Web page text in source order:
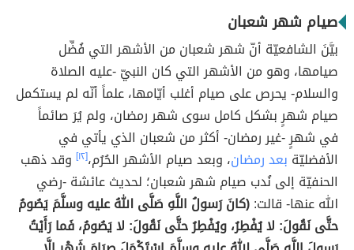
صيام شهر شعبان
بيَّنَ الشافعيّة أنّ شهر شعبان من الأشهر التي فُضِّل
صيامها، وهو من الأشهر التي كان النبيّ -عليه الصلاة
والسلام- يحرص على صيام أغلب أيّامها، علماً أنّه لم يستكمل
صيام شهرٍ بشكل كامل سوى شهر رمضان، ولم يُرَ صائماً
في شهرٍ -غير رمضان- أكثر من شعبان الذي يأتي في
الأفضليّة بعد رمضان، وبعد صيام الأشهر الحُرُم،[١٢]
وقد ذهب
الحنفيّة إلى نُدب صيام شهر شعبان؛ لحديث عائشة -رضي
الله عنها- قالت:(كانَ رَسولُ اللَّهِ صَلَّى اللهُ عليه وسلَّمَ يَصُومُ
حتَّى نَقُولَ: لا يُفْطِرُ، ويُفْطِرُ حتَّى نَقُولَ: لا يَصُومُ، فَما رَأَيْتُ